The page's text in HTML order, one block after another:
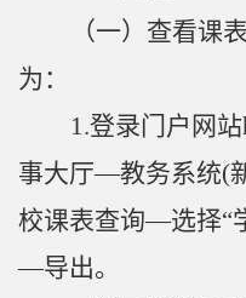
（一）查看课表
为：
1.登录门户网站
事大厅—教务系统(
校课表查询—选择“
—导出。